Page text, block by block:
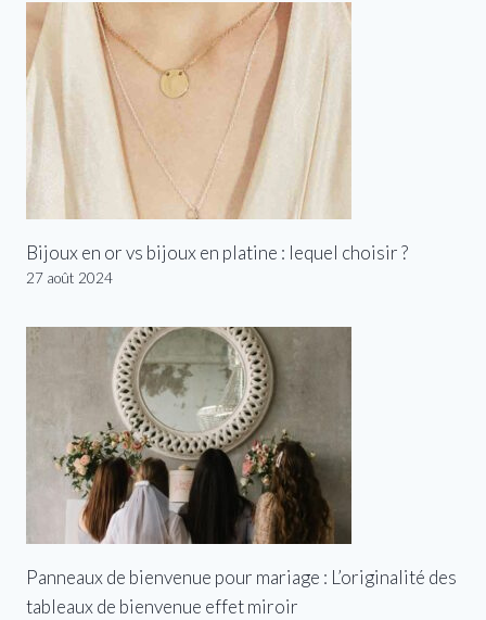
Bijoux en or vs bijoux en platine : lequel choisir ?
27 août 2024
Panneaux de bienvenue pour mariage : L’originalité des
tableaux de bienvenue effet miroir